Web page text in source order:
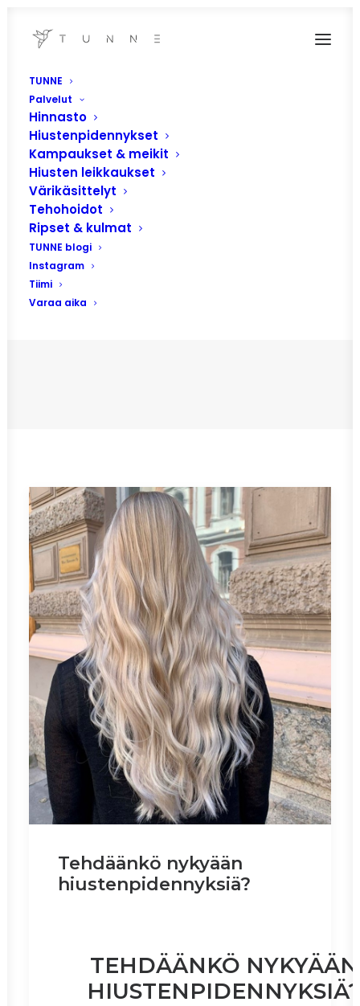
TUNNE
Palvelut
Hinnasto
Hiustenpidennykset
Kampaukset & meikit
Hiusten leikkaukset
Värikäsittelyt
Tehohoidot
Ripset & kulmat
TUNNE blogi
Instagram
Tiimi
Varaa aika
teippipidennykset
Tehdäänkö nykyään
hiustenpidennyksiä?
TEHDÄÄNKÖ NYKYÄÄN
HIUSTENPIDENNYKSIÄ?